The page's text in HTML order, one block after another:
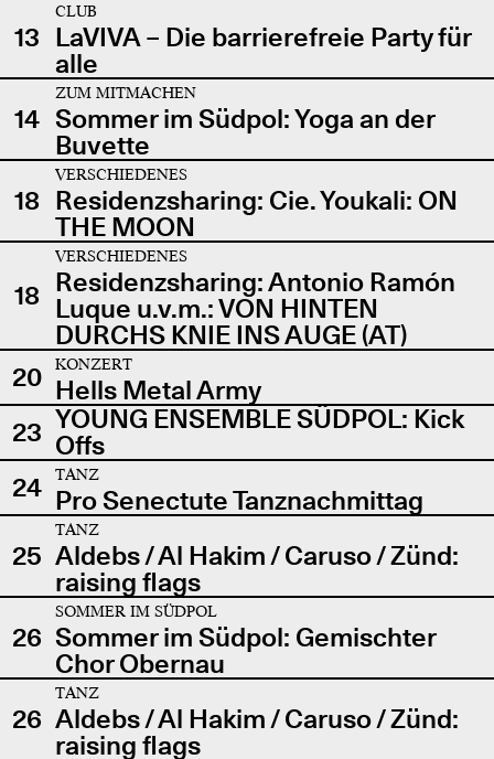
13
CLUB
LaVIVA – Die barrierefreie Party für
alle
14
ZUM MITMACHEN
Sommer im Südpol: Yoga an der
Buvette
18
VERSCHIEDENES
Residenzsharing: Cie. Youkali: ON
THE MOON
18
VERSCHIEDENES
Residenzsharing: Antonio Ramón
Luque u.v.m.: VON HINTEN
DURCHS KNIE INS AUGE (AT)
20
KONZERT
Hells Metal Army
23 YOUNG ENSEMBLE SÜDPOL: Kick
Offs
24
TANZ
Pro Senectute Tanznachmittag
25
TANZ
Aldebs / Al Hakim / Caruso / Zünd:
raising flags
26
SOMMER IM SÜDPOL
Sommer im Südpol: Gemischter
Chor Obernau
26
TANZ
Aldebs / Al Hakim / Caruso / Zünd:
raising flags